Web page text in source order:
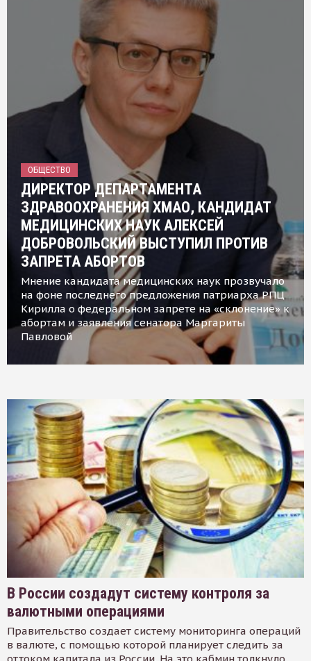
ОБЩЕСТВО
ДИРЕКТОР ДЕПАРТАМЕНТА
ЗДРАВООХРАНЕНИЯ ХМАО, КАНДИДАТ
МЕДИЦИНСКИХ НАУК АЛЕКСЕЙ
ДОБРОВОЛЬСКИЙ ВЫСТУПИЛ ПРОТИВ
ЗАПРЕТА АБОРТОВ
Мнение кандидата медицинских наук прозвучало
на фоне последнего предложения патриарха РПЦ
Кирилла о федеральном запрете на «склонение» к
абортам и заявления сенатора Маргариты
Павловой
В России создадут систему контроля за
валютными операциями
Правительство создает систему мониторинга операций
в валюте, с помощью которой планирует следить за
оттоком капитала из России. На это кабмин толкнуло